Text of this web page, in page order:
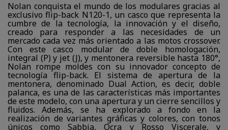
Nolan conquista el mundo de los modulares gracias al
exclusivo flip-back N120-1, un casco que representa la
cumbre de la tecnología, la innovación y el diseño,
creado para responder a las necesidades de un
mercado cada vez más orientado a las motos crossover.
Con este casco modular de doble homologación,
integral (P) y jet (J), y mentonera reversible hasta 180°,
Nolan rompe moldes con su innovador concepto de
tecnología flip-back. El sistema de apertura de la
mentonera, denominado Dual Action, es decir, doble
palanca, es una de las características más importantes
de este modelo, con una apertura y un cierre sencillos y
fluidos. Además, se ha explorado a fondo en la
realización de variantes gráficas y colores, con tonos
únicos como Sabbia, Ocra y Rosso Viscerale, y